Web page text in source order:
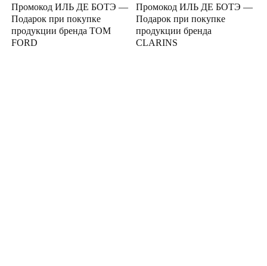
Промокод ИЛЬ ДЕ БОТЭ —
Подарок при покупке
продукции бренда TOM
FORD
Промокод ИЛЬ ДЕ БОТЭ —
Подарок при покупке
продукции бренда
CLARINS